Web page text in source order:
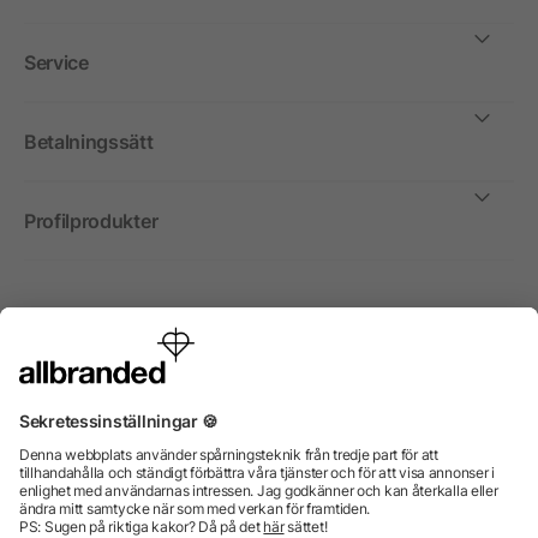
Service
Betalningssätt
Profilprodukter
Internationellt